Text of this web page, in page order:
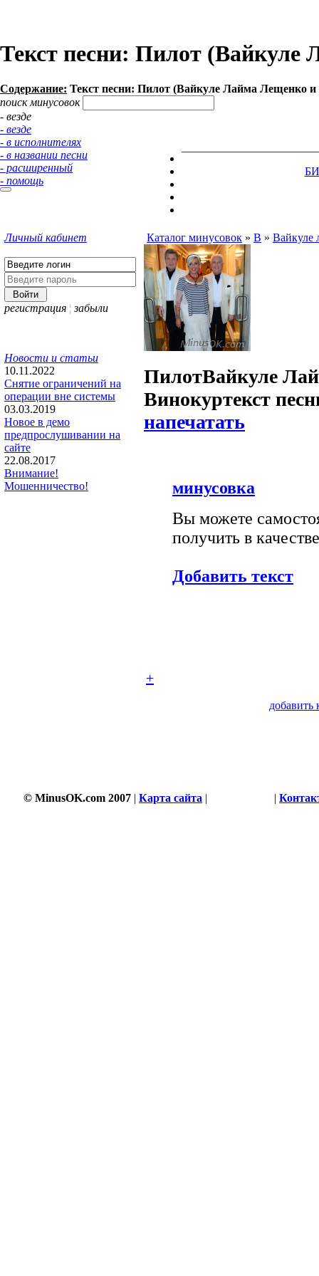
Текст песни: Пилот
Содержание: Текст песни: Пилот (Вайкуле Лайма Лещенко
поиск минусовок
- везде
- везде
- в исполнителях
- в названии песни
- расширенный
- помощь
Личный кабинет
регистрация ¦ забыли
Новости и статьи
10.11.2022
Снятие ограничений на
операции вне системы
03.03.2019
Новое в демо
предпрослушивании на
сайте
22.08.2017
Внимание!
Мошенничество!
Каталог минусовок » В » Вайкуле
ПилотВайкуле
Винокуртекст
напечатать
минусовка
Вы можете
получить в
Добавить текст
+
добавить
© MinusOK.com 2007 | Карта сайта | |